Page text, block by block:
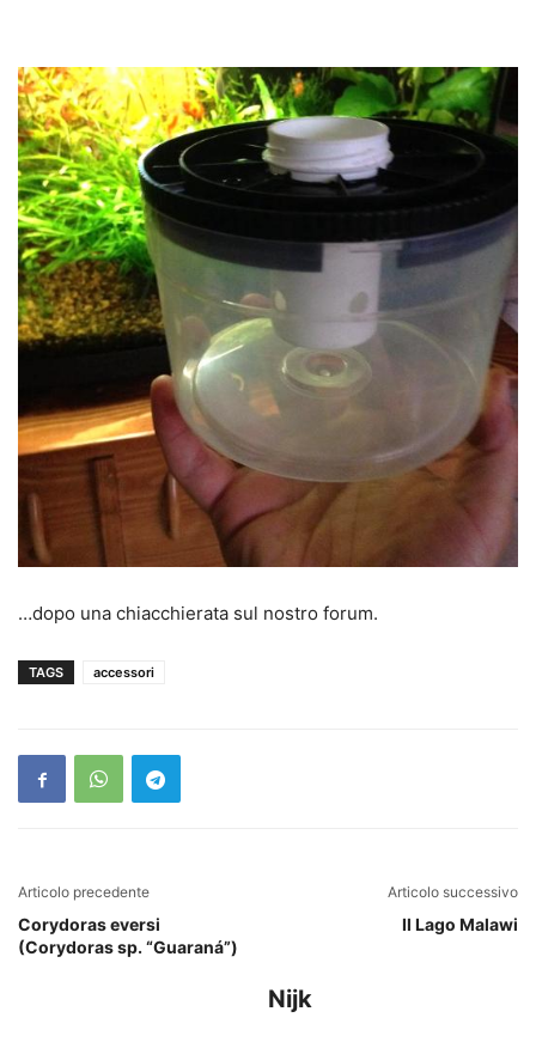
…dopo una chiacchierata sul nostro forum.
TAGS accessori
Articolo precedente
Corydoras eversi
(Corydoras sp. “Guaraná”)
Articolo successivo
Il Lago Malawi
Nijk